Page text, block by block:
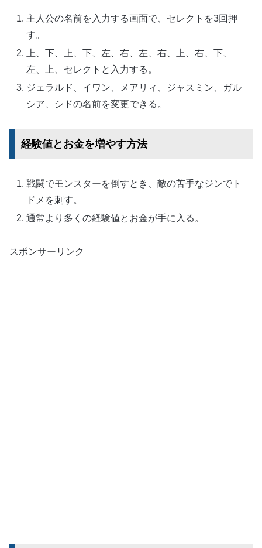
主人公の名前を入力する画面で、セレクトを3回押
す。
上、下、上、下、左、右、左、右、上、右、下、
左、上、セレクトと入力する。
ジェラルド、イワン、メアリィ、ジャスミン、ガル
シア、シドの名前を変更できる。
経験値とお金を増やす方法
戦闘でモンスターを倒すとき、敵の苦手なジンでト
ドメを刺す。
通常より多くの経験値とお金が手に入る。
スポンサーリンク